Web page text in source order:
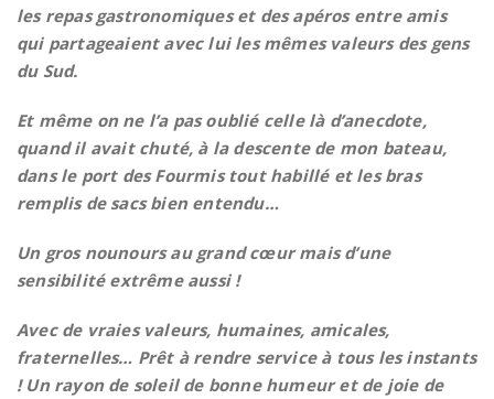
les repas gastronomiques et des apéros entre amis
qui partageaient avec lui les mêmes valeurs des gens
du Sud.
Et même on ne l’a pas oublié celle là d’anecdote,
quand il avait chuté, à la descente de mon bateau,
dans le port des Fourmis tout habillé et les bras
remplis de sacs bien entendu…
Un gros nounours au grand cœur mais d’une
sensibilité extrême aussi !
Avec de vraies valeurs, humaines, amicales,
fraternelles… Prêt à rendre service à tous les instants
! Un rayon de soleil de bonne humeur et de joie de